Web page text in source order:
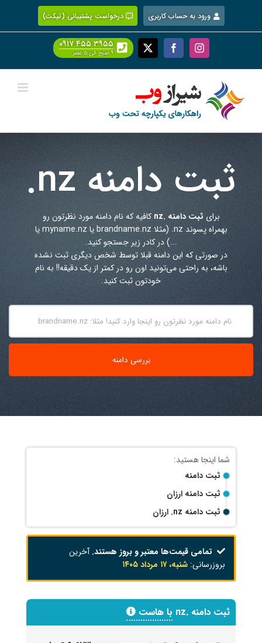
content
ورود به حساب کاربری درخواست پشتیبانی (تیکت)
Instagram
Facebook
X ۰۹۱۷ ۴۵۵ ۳۹۵۵
۹ صبح الی ۵ عصر
ثبت دامنه.nz
برای ثبت دامنه .nz
کافیه که نام دامنه مورد نظرتون رو
بهمراه پسوند .nz
(مثلا brandname.nz یا myname.nz یا
...) در کادر زیر جستجو کنید.
در صورتی که این دامنه قبلا توسط شخص دیگری ثبت نشده
باشه، به راحتی می‌تونید اون رو در کمتر از یک دقیقه!! به نام
خودتون ثبت کنید.
ثبت دامنه
ثبت دامنه ارزان
ثبت دامنه .nz ارزان
تمامی قیمت‌ها معتبر و بروز هستند.آخرین
بروزرسانی: شنبه، ۱۷ مرداد ۱۴۰۵
ثبت دامنه .nz با هاست